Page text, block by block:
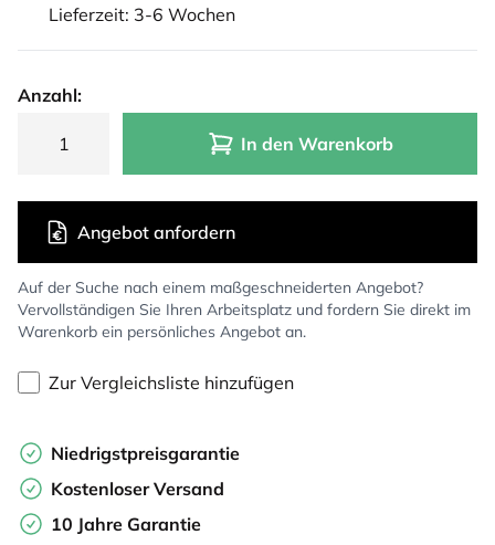
Lieferzeit: 3-6 Wochen
Anzahl:
In den Warenkorb
Auf der Suche nach einem maßgeschneiderten Angebot?
Vervollständigen Sie Ihren Arbeitsplatz und fordern Sie direkt im
Warenkorb ein persönliches Angebot an.
Angebot anfordern
Zur Vergleichsliste hinzufügen
Niedrigstpreisgarantie
Kostenloser Versand
10 Jahre Garantie